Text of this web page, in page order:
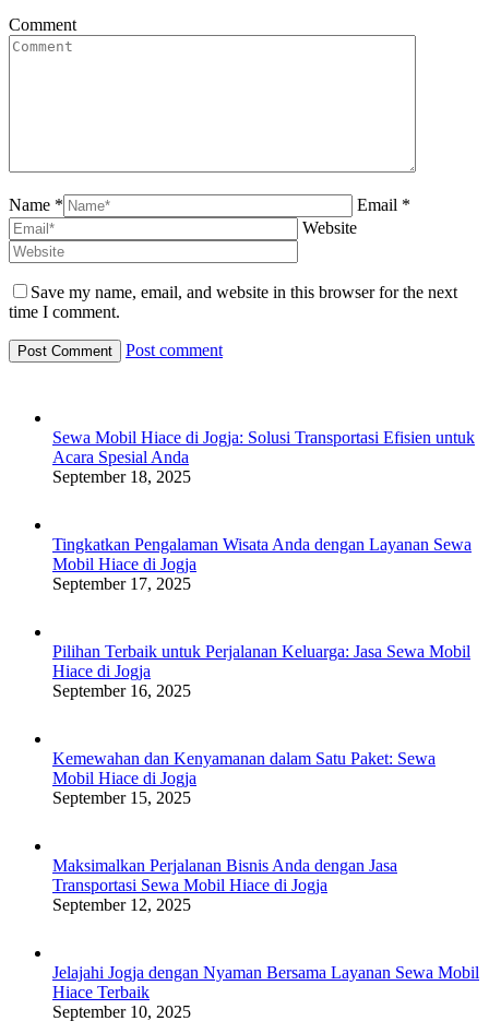
Comment
Name *
Email *
Website
Save my name, email, and website in this browser for the next
time I comment.
Post comment
Sewa Mobil Hiace di Jogja: Solusi Transportasi Efisien untuk
Acara Spesial Anda
September 18, 2025
Tingkatkan Pengalaman Wisata Anda dengan Layanan Sewa
Mobil Hiace di Jogja
September 17, 2025
Pilihan Terbaik untuk Perjalanan Keluarga: Jasa Sewa Mobil
Hiace di Jogja
September 16, 2025
Kemewahan dan Kenyamanan dalam Satu Paket: Sewa
Mobil Hiace di Jogja
September 15, 2025
Maksimalkan Perjalanan Bisnis Anda dengan Jasa
Transportasi Sewa Mobil Hiace di Jogja
September 12, 2025
Jelajahi Jogja dengan Nyaman Bersama Layanan Sewa Mobil
Hiace Terbaik
September 10, 2025